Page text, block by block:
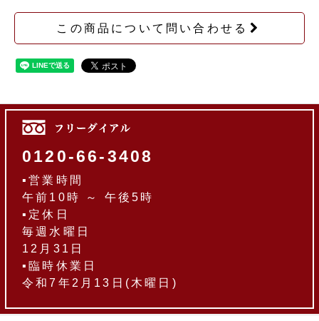
この商品について問い合わせる
0120-66-3408
▪営業時間
午前10時 ～ 午後5時
▪定休日
毎週水曜日
12月31日
▪臨時休業日
令和7年2月13日(木曜日)